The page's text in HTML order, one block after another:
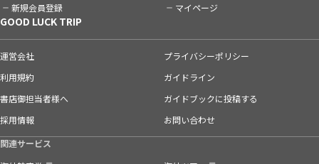
新規会員登録 マイページ
GOOD LUCK TRIP
運営会社
プライバシーポリシー
利用規約
ガイドライン
書店御担当者様へ
ガイドブックに投稿する
採用情報
お問い合わせ
関連サービス